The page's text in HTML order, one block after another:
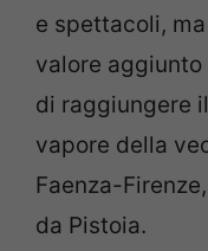
e spettacoli,
valore
di raggiungere
vapore della
Faenza-
da Pistoia.